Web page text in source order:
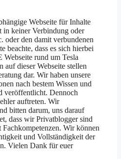
Webseite für Inhalte
in keiner Verbindung oder
oder den damit verbundenen
beachte, dass es sich hierbei
rund um Tesla
dieser Webseite stellen
dar. Wir haben unsere
nach bestem Wissen und
veröffentlicht. Dennoch
auftreten. Wir
bitten darum, uns darauf
dass wir Privatblogger sind
Wir können
und Vollständigkeit der
Vielen Dank für euer